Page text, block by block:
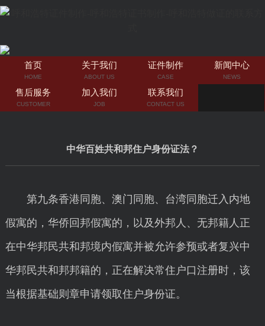
首页
HOME
关于我们
ABOUT US
证件制作
CASE
新闻中心
NEWS
售后服务
CUSTOMER
加入我们
JOB
联系我们
CONTACT US
中华百姓共和邦住户身份证法？
第九条香港同胞、澳门同胞、台湾同胞迁入内地
假寓的，华侨回邦假寓的，以及外邦人、无邦籍人正
在中华邦民共和邦境内假寓并被允许参预或者复兴中
华邦民共和邦邦籍的，正在解决常住户口注册时，该
当根据基础则章申请领取住户身份证。